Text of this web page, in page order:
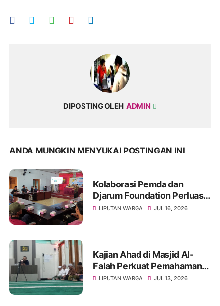
DIPOSTING OLEH ADMIN
ANDA MUNGKIN MENYUKAI POSTINGAN INI
Kolaborasi Pemda dan
Djarum Foundation Perluas
Akses Sanitasi Layak di
LIPUTAN WARGA JUL 16, 2026
Kajian Ahad di Masjid Al-
Falah Perkuat Pemahaman
Sunnah dan Tingkatkan
LIPUTAN WARGA JUL 13, 2026